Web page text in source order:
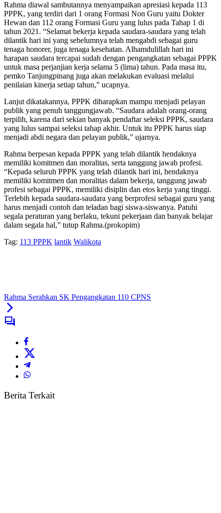
Rahma diawal sambutannya menyampaikan apresiasi kepada 113
PPPK, yang terdiri dari 1 orang Formasi Non Guru yaitu Dokter
Hewan dan 112 orang Formasi Guru yang lulus pada Tahap 1 di
tahun 2021. “Selamat bekerja kepada saudara-saudara yang telah
dilantik hari ini yang sebelumnya telah mengabdi sebagai guru
tenaga honorer, juga tenaga kesehatan. Alhamdulillah hari ini
harapan saudara tercapai sudah dengan pengangkatan sebagai PPPK
untuk masa perjanjian kerja selama 5 (lima) tahun. Pada masa itu,
pemko Tanjungpinang juga akan melakukan evaluasi melalui
penilaian kinerja setiap tahun,” ucapnya.
Lanjut dikatakannya, PPPK diharapkan mampu menjadi pelayan
publik yang penuh tanggungjawab. “Saudara adalah orang-orang
terpilih, karena dari sekian banyak pendaftar seleksi PPPK, saudara
yang lulus sampai seleksi tahap akhir. Untuk itu PPPK harus siap
menjadi abdi negara dan pelayan publik,” ujarnya.
Rahma berpesan kepada PPPK yang telah dilantik hendaknya
memiliki komitmen dan moralitas, serta tanggung jawab profesi.
“Kepada seluruh PPPK yang telah dilantik hari ini, hendaknya
memiliki komitmen dan moralitas dalam bekerja, tanggung jawab
profesi sebagai PPPK, memiliki disiplin dan etos kerja yang tinggi.
Terlebih kepada saudara-saudara yang berprofesi sebagai guru yang
harus menjadi contoh dan teladan bagi siswa-siswanya. Patuhi
segala peraturan yang berlaku, tekuni pekerjaan dan banyak belajar
dalam segala hal,” tutup Rahma.(prokopim)
Tag: 113 PPPK lantik Walikota
Rahma Serahkan SK Pengangkatan 110 CPNS
Berita Terkait